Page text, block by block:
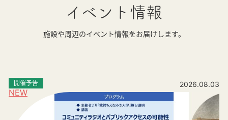
イベント情報
施設や周辺のイベント情報をお届けします。
NEW
開催予告 2026.08.03